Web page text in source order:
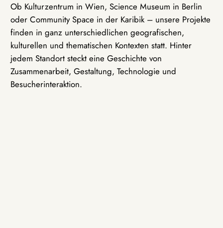
Ob Kulturzentrum in Wien, Science Museum in Berlin
oder Community Space in der Karibik – unsere Projekte
finden in ganz unterschiedlichen geografischen,
kulturellen und thematischen Kontexten statt. Hinter
jedem Standort steckt eine Geschichte von
Zusammenarbeit, Gestaltung, Technologie und
Besucherinteraktion.